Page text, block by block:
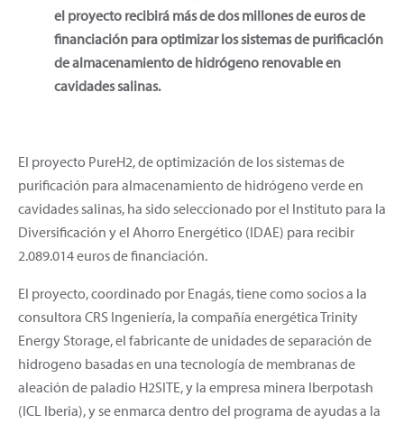
el proyecto recibirá más de dos millones de euros de
financiación para optimizar los sistemas de purificación
de almacenamiento de hidrógeno renovable en
cavidades salinas.
El proyecto PureH2, de optimización de los sistemas de
purificación para almacenamiento de hidrógeno verde en
cavidades salinas, ha sido seleccionado por el Instituto para la
Diversificación y el Ahorro Energético (IDAE) para recibir
2.089.014 euros de financiación.
El proyecto, coordinado por Enagás, tiene como socios a la
consultora CRS Ingeniería, la compañía energética Trinity
Energy Storage, el fabricante de unidades de separación de
hidrogeno basadas en una tecnología de membranas de
aleación de paladio H2SITE, y la empresa minera Iberpotash
(ICL Iberia), y se enmarca dentro del programa de ayudas a la